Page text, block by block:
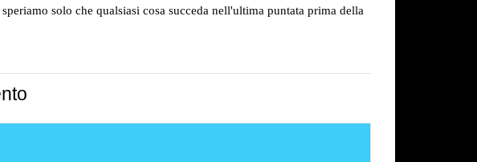
solo che qualsiasi cosa succeda nell'ultima puntata prima della